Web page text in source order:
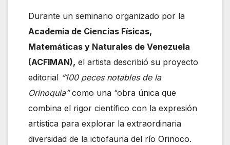
Durante un seminario organizado por la
Academia de Ciencias Físicas,
Matemáticas y Naturales de Venezuela
(ACFIMAN), el artista describió su proyecto
editorial “100 peces notables de la
Orinoquia”como una “obra única que
combina el rigor científico con la expresión
artística para explorar la extraordinaria
diversidad de la ictiofauna del río Orinoco.